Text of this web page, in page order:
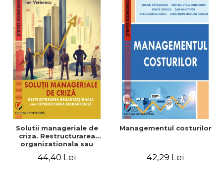
Solutii manageriale de
criza. Restructurarea
organizationala sau
44,40 Lei
Managementul costurilor
42,29 Lei